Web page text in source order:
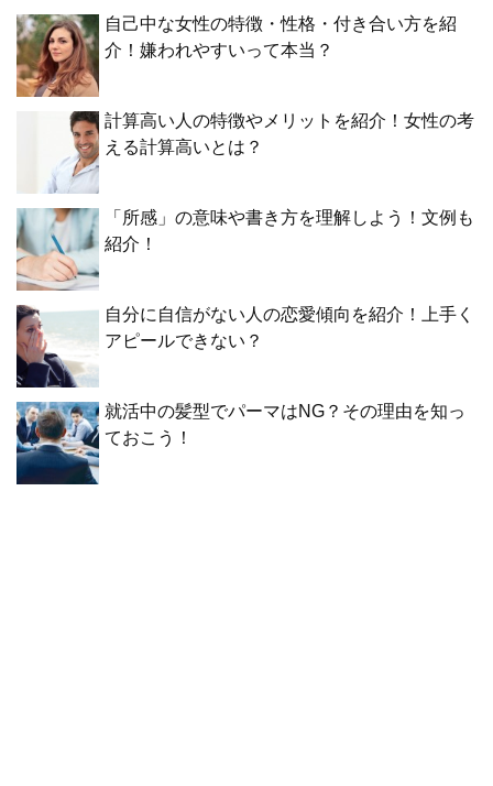
自己中な女性の特徴・性格・付き合い方を紹
介！嫌われやすいって本当？
計算高い人の特徴やメリットを紹介！女性の考
える計算高いとは？
「所感」の意味や書き方を理解しよう！文例も
紹介！
自分に自信がない人の恋愛傾向を紹介！上手く
アピールできない？
就活中の髪型でパーマはNG？その理由を知っ
ておこう！